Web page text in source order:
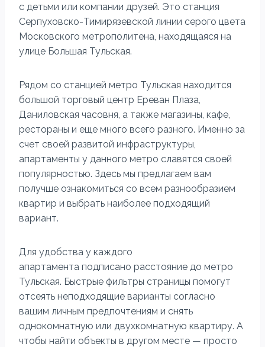
с детьми или компании друзей. Это станция
Серпуховско-Тимирязевской линии серого цвета
Московского метрополитена, находящаяся на
улице Большая Тульская.
Рядом со станцией метро Тульская находится
большой торговый центр Ереван Плаза,
Даниловская часовня, а также магазины, кафе,
рестораны и еще много всего разного. Именно за
счет своей развитой инфраструктуры,
апартаменты у данного метро славятся своей
популярностью. Здесь мы предлагаем вам
получше ознакомиться со всем разнообразием
квартир и выбрать наиболее подходящий
вариант.
Для удобства у каждого
апартамента подписано расстояние до метро
Тульская. Быстрые фильтры страницы помогут
отсеять неподходящие варианты согласно
вашим личным предпочтениям и снять
однокомнатную или двухкомнатную квартиру. А
чтобы найти объекты в другом месте — просто